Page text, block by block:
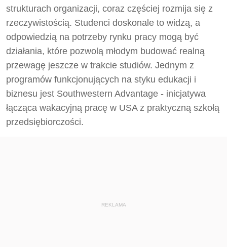
strukturach organizacji, coraz częściej rozmija się z
rzeczywistością. Studenci doskonale to widzą, a
odpowiedzią na potrzeby rynku pracy mogą być
działania, które pozwolą młodym budować realną
przewagę jeszcze w trakcie studiów. Jednym z
programów funkcjonujących na styku edukacji i
biznesu jest Southwestern Advantage - inicjatywa
łącząca wakacyjną pracę w USA z praktyczną szkołą
przedsiębiorczości.
REKLAMA